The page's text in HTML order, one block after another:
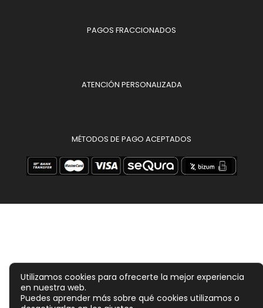
PAGOS FRACCIONADOS
ATENCIÓN PERSONALIZADA
MÉTODOS DE PAGO ACEPTADOS
Utilizamos cookies para ofrecerte la mejor experiencia
en nuestra web.
Puedes aprender más sobre qué cookies utilizamos o